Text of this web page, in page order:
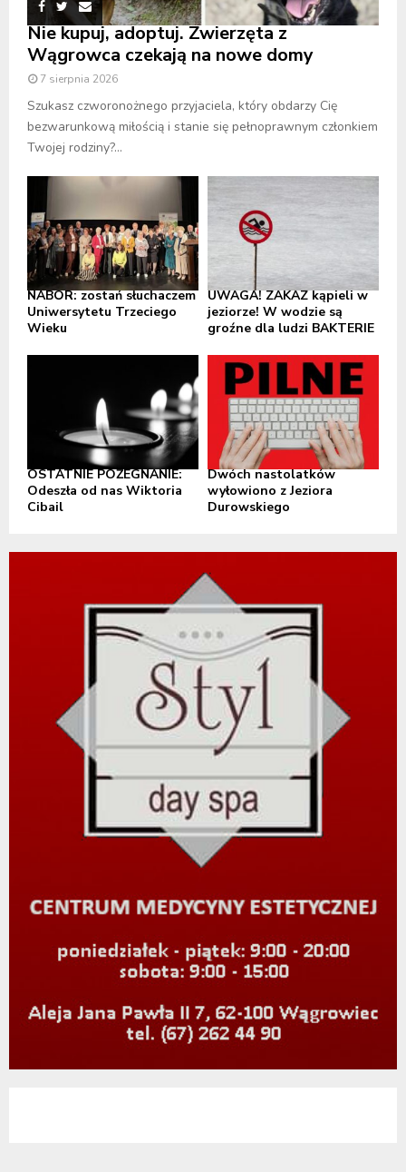
Nie kupuj, adoptuj. Zwierzęta z
Wągrowca czekają na nowe domy
7 sierpnia 2026
Szukasz czworonożnego przyjaciela, który obdarzy Cię
bezwarunkową miłością i stanie się pełnoprawnym członkiem
Twojej rodziny?...
NABÓR: zostań słuchaczem
Uniwersytetu Trzeciego
Wieku
UWAGA! ZAKAZ kąpieli w
jeziorze! W wodzie są
groźne dla ludzi BAKTERIE
OSTATNIE POŻEGNANIE:
Odeszła od nas Wiktoria
Cibail
Dwóch nastolatków
wyłowiono z Jeziora
Durowskiego